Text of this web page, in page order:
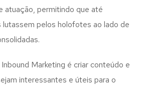
atuação, permitindo que até
pelos holofotes ao lado de
Marketing é criar conteúdo e
interessantes e úteis para o